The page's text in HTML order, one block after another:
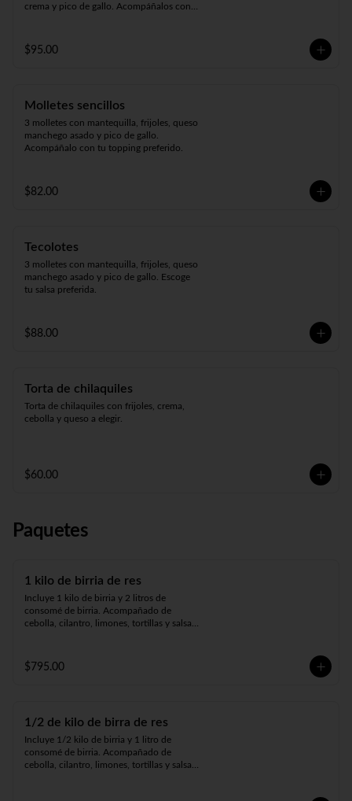
crema y pico de gallo. Acompáñalos con
$95.00
Molletes sencillos
3 molletes con mantequilla, frijoles, queso
manchego asado y pico de gallo.
Acompáñalo con tu topping preferido.
$82.00
Tecolotes
3 molletes con mantequilla, frijoles, queso
manchego asado y pico de gallo. Escoge
tu salsa preferida.
$88.00
Torta de chilaquiles
Torta de chilaquiles con frijoles, crema,
cebolla y queso a elegir.
$60.00
Paquetes
1 kilo de birria de res
Incluye 1 kilo de birria y 2 litros de
consomé de birria. Acompañado de
cebolla, cilantro, limones, tortillas y salsa a
$795.00
1/2 de kilo de birra de res
Incluye 1/2 kilo de birria y 1 litro de
consomé de birria. Acompañado de
cebolla, cilantro, limones, tortillas y salsa a